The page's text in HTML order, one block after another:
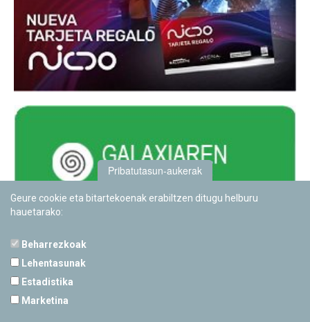
Pribatutasun-aukerak
Geure cookie eta bitartekoenak erabiltzen ditugu helburu
hauetarako:
Beharrezkoak
Lehentasunak
Estadistika
Marketina